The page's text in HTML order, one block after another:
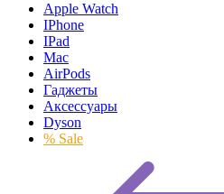
Apple Watch
IPhone
IPad
Mac
AirPods
Гаджеты
Аксессуары
Dyson
% Sale